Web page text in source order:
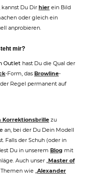
kannst Du Dir hier ein Bild
oder gleich ein
anprobieren.
mir?
Outlet hast Du die Qual der
-Form, das Browline-
Regel permanent auf
Korrektionsbrille zu
an, bei der Du Dein Modell
Falls der Schuh (oder in
Du in unserem Blog mit
Auch unser „Master of
wie „Alexander